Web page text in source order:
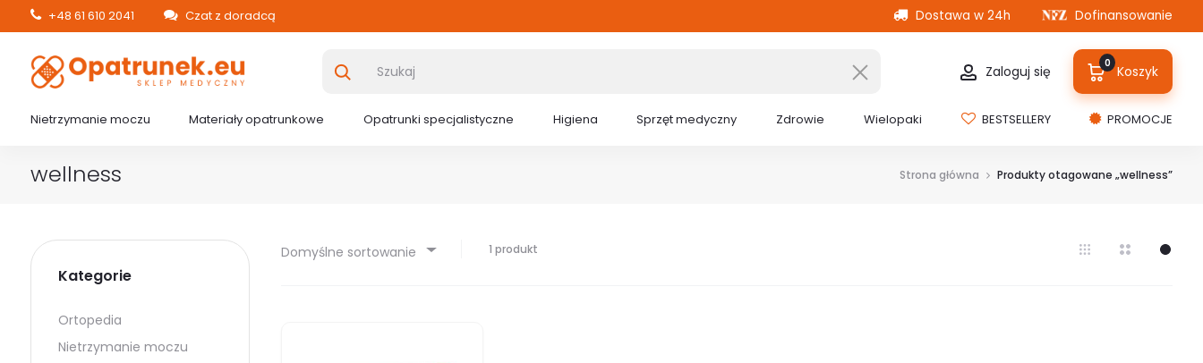
+48 61 610 2041 Czat z doradcą Dostawa w 24h Dofinansowanie
Zaloguj się 0 Koszyk
Nietrzymanie moczu Materiały opatrunkowe Opatrunki specjalistyczne Higiena Sprzęt medyczny Zdrowie Wielopaki BESTSELLERY PROMOCJE
wellness Strona główna Produkty otagowane „wellness”
Domyślne sortowanie 1 produkt
Kategorie
Ortopedia
Nietrzymanie moczu